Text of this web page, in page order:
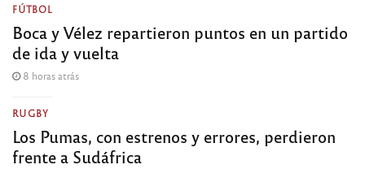
FÚTBOL
Boca y Vélez repartieron puntos en un partido
de ida y vuelta
8 horas atrás
RUGBY
Los Pumas, con estrenos y errores, perdieron
frente a Sudáfrica